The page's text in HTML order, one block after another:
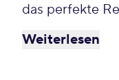
das perfekte
Weiterlesen